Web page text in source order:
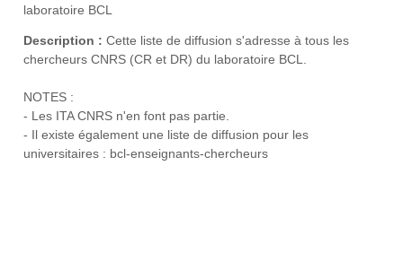
laboratoire BCL
Description : Cette liste de diffusion s'adresse à tous les
chercheurs CNRS (CR et DR) du laboratoire BCL.
NOTES :
- Les ITA CNRS n'en font pas partie.
- Il existe également une liste de diffusion pour les
universitaires : bcl-enseignants-chercheurs